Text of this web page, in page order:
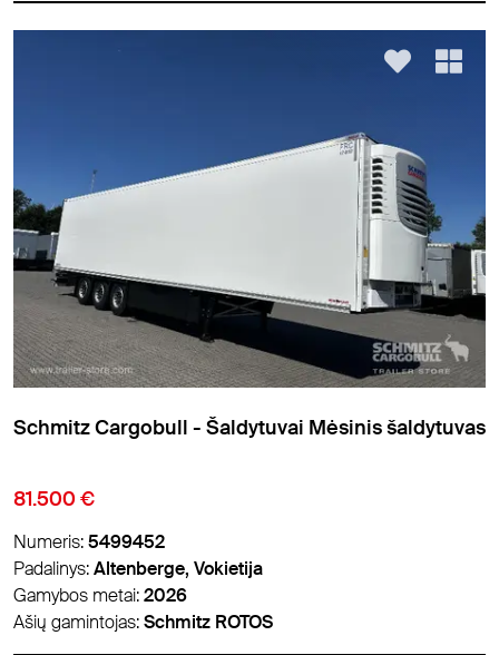
Schmitz Cargobull - Šaldytuvai Mėsinis šaldytuvas
81.500 €
Numeris:5499452
Padalinys:Altenberge, Vokietija
Gamybos metai:2026
Ašių gamintojas:Schmitz ROTOS